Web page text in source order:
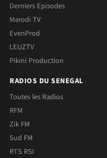
Derniers Episodes
Marodi TV
EvenProd
LEUZTV
Pikini Production
RADIOS DU SENEGAL
Toutes les Radios
RFM
Zik FM
Sud FM
RTS RSI